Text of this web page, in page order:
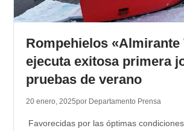
Rompehielos «Almirante
ejecuta exitosa primera
pruebas de verano
20 enero, 2025por Departamento Prensa
Favorecidas por las óptimas condiciones